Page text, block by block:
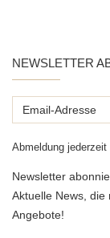
NEWSLETTER
Email-
Abmeldung jederzeit
Newsletter
Aktuelle News, die
Angebote!